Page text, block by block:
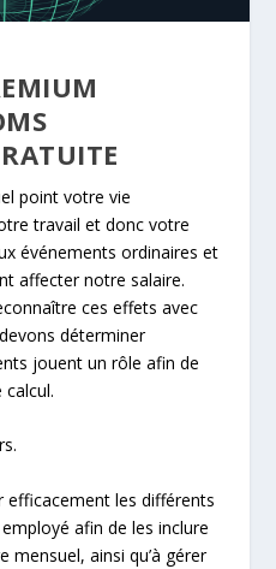
point votre vie
travail et donc votre
événements ordinaires et
affecter notre salaire.
ces effets avec
déterminer
jouent un rôle afin de
efficacement les différents
afin de les inclure
mensuel, ainsi qu’à gérer